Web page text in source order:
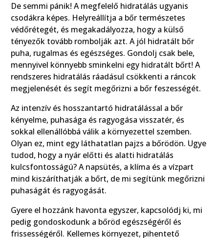
De semmi pánik! A megfelelő hidratálás ugyanis
csodákra képes. Helyreállítja a bőr természetes
védőrétegét, és megakadályozza, hogy a külső
tényezők tovább rombolják azt. A jól hidratált bőr
puha, rugalmas és egészséges. Gondolj csak bele,
mennyivel könnyebb sminkelni egy hidratált bőrt! A
rendszeres hidratálás ráadásul csökkenti a ráncok
megjelenését és segít megőrizni a bőr feszességét.
Az intenzív és hosszantartó hidratálással a bőr
kényelme, puhasága és ragyogása visszatér, és
sokkal ellenállóbbá válik a környezettel szemben.
Olyan ez, mint egy láthatatlan pajzs a bőrödön. Ugye
tudod, hogy a nyár előtti és alatti hidratálás
kulcsfontosságú? A napsütés, a klíma és a vízpart
mind kiszáríthatják a bőrt, de mi segítünk megőrizni
puhaságát és ragyogását.
Gyere el hozzánk havonta egyszer, kapcsolódj ki, mi
pedig gondoskodunk a bőröd egészségéről és
frissességéről. Kellemes környezet, pihentető